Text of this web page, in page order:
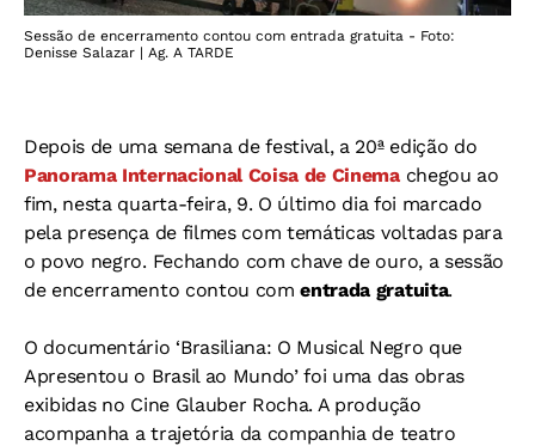
Sessão de encerramento contou com entrada gratuita - Foto:
Denisse Salazar | Ag. A TARDE
Depois de uma semana de festival, a 20ª edição do
Panorama Internacional Coisa de Cinemachegou ao
fim, nesta quarta-feira, 9. O último dia foi marcado
pela presença de filmes com temáticas voltadas para
o povo negro. Fechando com chave de ouro, a sessão
de encerramento contou comentrada gratuita.
O documentário ‘Brasiliana: O Musical Negro que
Apresentou o Brasil ao Mundo’ foi uma das obras
exibidas no Cine Glauber Rocha. A produção
acompanha a trajetória da companhia de teatro